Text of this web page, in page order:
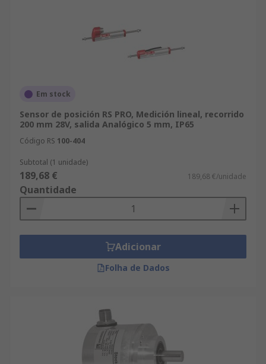
Em stock
Sensor de posición RS PRO, Medición lineal, recorrido
200 mm 28V, salida Analógico 5 mm, IP65
Código RS 100-404
Subtotal (1 unidade)
189,68 € 189,68 €/unidade
Quantidade
Adicionar
Folha de Dados